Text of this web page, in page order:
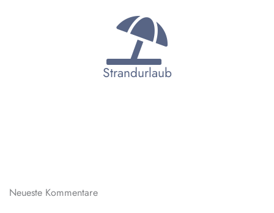
Strandurlaub
Neueste Kommentare